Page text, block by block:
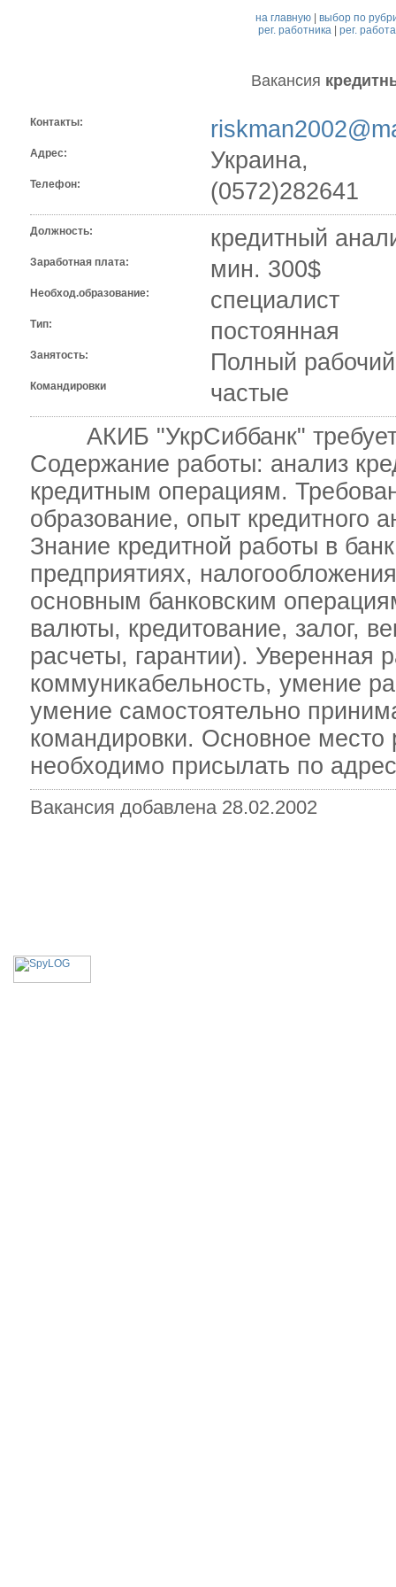
на главную |выбор по
рег. работника| рег.
Вакансия
Контакты:
Адрес: Украина,
Телефон: (0572)282641
Должность: кредитный
Заработная плата: мин. 300$
Необход.образование: специалист
Тип: постоянная
Занятость: Полный
Командировки
частые
АКИБ "УкрСиббанк"
Содержание работы: анализ
кредитным операциям.
образование, опыт кредитного
Знание кредитной работы в
предприятиях,
основным банковским
валюты, кредитование, залог,
расчеты, гарантии). Уверенная
коммуникабельность, умение
умение самостоятельно
командировки. Основное
необходимо присылать по
Вакансия добавлена 28.02.2002